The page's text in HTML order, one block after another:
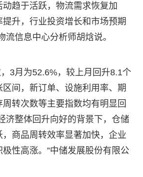
趋于活跃，物流需求恢复加
升，行业投资增长和市场预期
流信息中心分析师胡焓说。
3月为52.6%，较上月回升8.1个
间，新订单、设施利用率、期
转次数等主要指数均有明显回
济整体回升向好的背景下，仓储
商品周转效率显著加快，企业
性高涨。”中储发展股份有限公